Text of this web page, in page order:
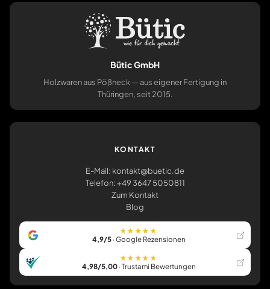
Bütic GmbH
Holzwaren aus Pößneck — aus eigener Fertigung in
Thüringen, seit 2015.
KONTAKT
E-Mail: kontakt@buetic.de
Telefon: +49 3647 5050811
Zum Kontakt
Blog
★★★★★
4,9/5· Google Rezensionen
★★★★★
4,98/5,00· Trustami Bewertungen